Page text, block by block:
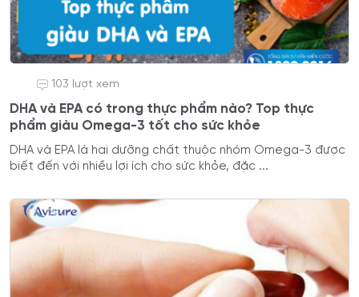
103 lượt xem
DHA và EPA có trong thực phẩm nào? Top thực
phẩm giàu Omega-3 tốt cho sức khỏe
DHA và EPA là hai dưỡng chất thuộc nhóm Omega-3 được
biết đến với nhiều lợi ích cho sức khỏe, đặc ...